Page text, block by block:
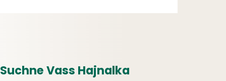
Suchne Vass Hajnalka